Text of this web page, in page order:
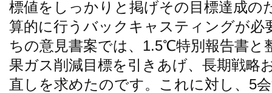
標値をしっかりと掲げその目標達成の
算的に行うバックキャスティングが必
ちの意見書案では、1.5℃特別報告書と
果ガス削減目標を引きあげ、長期戦略
直しを求めたのです。これに対し、5